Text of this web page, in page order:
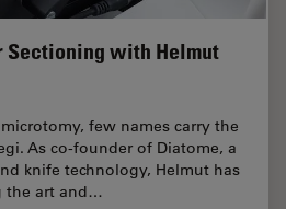
Sectioning with Helmut
few names carry the
As co-founder of Diatome, a
knife technology, Helmut has
the art and…